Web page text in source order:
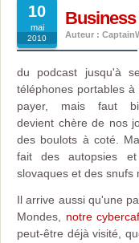
10
mai
2010 Auteur :
du podcast jusqu'à
téléphones portables
payer, mais faut
devient chère de nos
des boulots à coté.
fait des autopsies
slovaques et des snufs
Il arrive aussi qu'une
Mondes, notre
peut-être déjà visité,